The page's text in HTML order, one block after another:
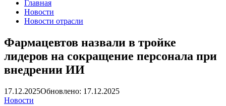
Главная
Новости
Новости отрасли
Фармацевтов назвали в тройке
лидеров на сокращение персонала при
внедрении ИИ
17.12.2025Обновлено: 17.12.2025
Новости